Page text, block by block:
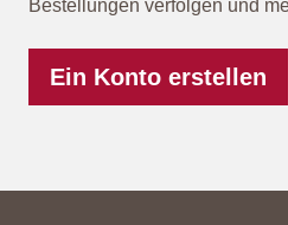
Bestellungen verfolgen und
Ein Konto erstellen